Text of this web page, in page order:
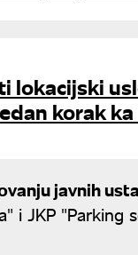
lokacijski
korak
javnih
i JKP